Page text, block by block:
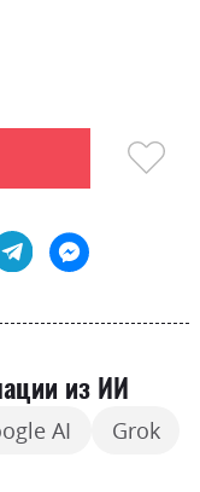
из ИИ
AI Grok